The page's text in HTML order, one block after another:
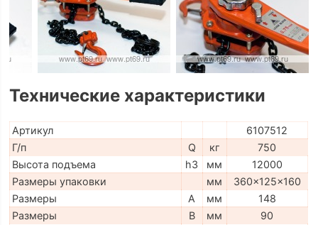
Технические характеристики
Артикул
6107512
Г/п
Q кг
750
Высота подъема
h3 мм
12000
Размеры упаковки
мм
360x125x160
Размеры
A мм
148
Размеры
B мм
90